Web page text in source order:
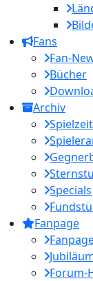
Fans
Fan-
Bücher
Archiv
Specials
Fanpage
Forum-